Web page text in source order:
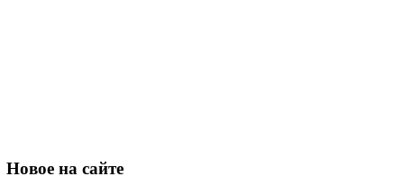
Новое на сайте